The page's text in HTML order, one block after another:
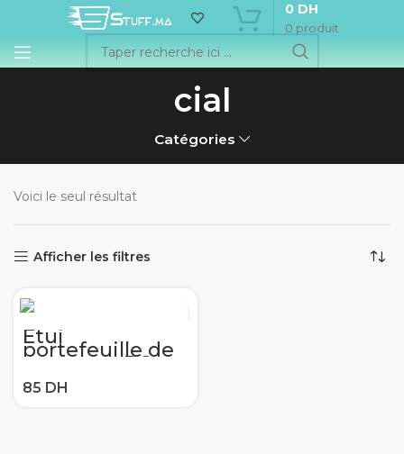
0 produit
0 DH
cial
Catégories
Voici le seul résultat
Afficher les filtres
Étui
portefeuille de
luxe pour BQ
BQ-5521L Rich
Max en cuir PU